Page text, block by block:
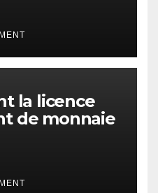
la licence
de monnaie